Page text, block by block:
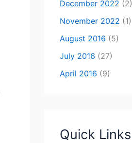
December 2022 (2)
November 2022 (1)
August 2016 (5)
July 2016 (27)
April 2016 (9)
Quick Links